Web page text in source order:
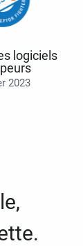
logiciels
2023